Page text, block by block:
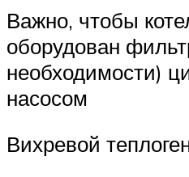
Важно, чтобы
оборудован
необходимости)
насосом
Вихревой